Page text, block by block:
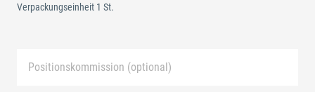
Verpackungseinheit 1 St.
Positionskommission (optional)